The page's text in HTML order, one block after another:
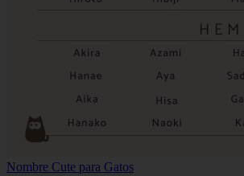
Nombre Cute para Gatos